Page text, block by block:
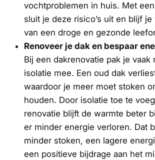
vochtproblemen in huis. Met
sluit je deze risico’s uit en blijf je
van een droge en gezonde
Renoveer je dak en bespaar
Bij een dakrenovatie pak je vaak
isolatie mee. Een oud dak
waardoor je meer moet stoken
houden. Door isolatie toe te
renovatie blijft de warmte beter
er minder energie verloren. Dat
minder stoken, een lagere
een positieve bijdrage aan het